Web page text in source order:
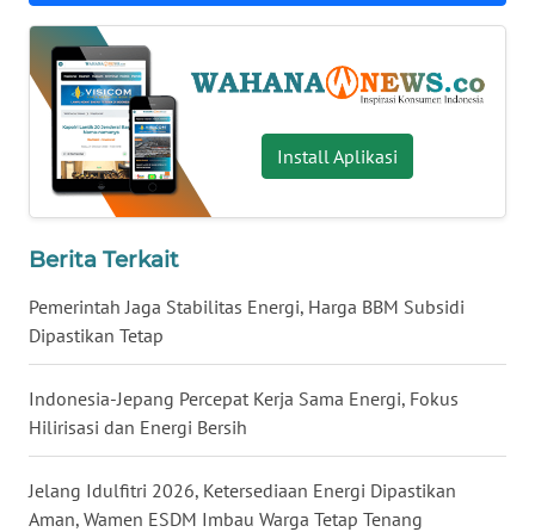
Install Aplikasi
Berita Terkait
Pemerintah Jaga Stabilitas Energi, Harga BBM Subsidi
Dipastikan Tetap
Indonesia-Jepang Percepat Kerja Sama Energi, Fokus
Hilirisasi dan Energi Bersih
Jelang Idulfitri 2026, Ketersediaan Energi Dipastikan
Aman, Wamen ESDM Imbau Warga Tetap Tenang
BABEL
WN
SUMBAR
WN
BENGKULU
LAMPUNG
JATENG